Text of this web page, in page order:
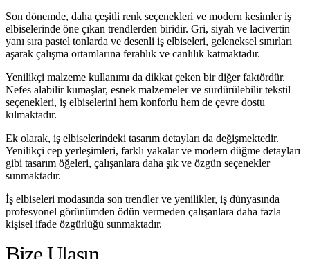
Son dönemde, daha çeşitli renk seçenekleri ve modern kesimler iş
elbiselerinde öne çıkan trendlerden biridir. Gri, siyah ve lacivertin
yanı sıra pastel tonlarda ve desenli iş elbiseleri, geleneksel sınırları
aşarak çalışma ortamlarına ferahlık ve canlılık katmaktadır.
Yenilikçi malzeme kullanımı da dikkat çeken bir diğer faktördür.
Nefes alabilir kumaşlar, esnek malzemeler ve sürdürülebilir tekstil
seçenekleri, iş elbiselerini hem konforlu hem de çevre dostu
kılmaktadır.
Ek olarak, iş elbiselerindeki tasarım detayları da değişmektedir.
Yenilikçi cep yerleşimleri, farklı yakalar ve modern düğme detayları
gibi tasarım öğeleri, çalışanlara daha şık ve özgün seçenekler
sunmaktadır.
İş elbiseleri modasında son trendler ve yenilikler, iş dünyasında
profesyonel görünümden ödün vermeden çalışanlara daha fazla
kişisel ifade özgürlüğü sunmaktadır.